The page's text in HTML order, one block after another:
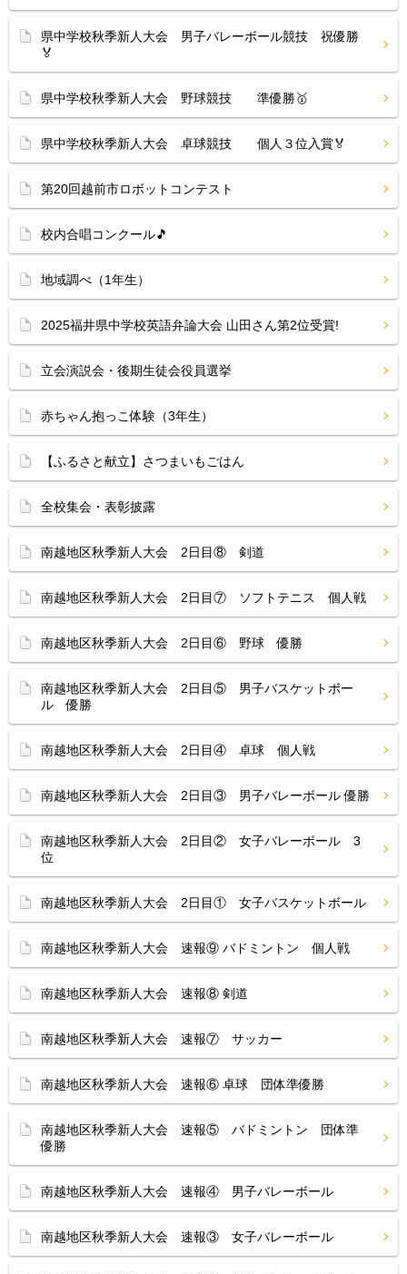
県中学校秋季新人大会 男子バレーボール競技 祝優勝
🏅
県中学校秋季新人大会 野球競技 準優勝🥇
県中学校秋季新人大会 卓球競技 個人３位入賞🏅
第20回越前市ロボットコンテスト
校内合唱コンクール🎵
地域調べ（1年生）
2025福井県中学校英語弁論大会 山田さん第2位受賞!
立会演説会・後期生徒会役員選挙
赤ちゃん抱っこ体験（3年生）
【ふるさと献立】さつまいもごはん
全校集会・表彰披露
南越地区秋季新人大会 2日目⑧ 剣道
南越地区秋季新人大会 2日目⑦ ソフトテニス 個人戦
南越地区秋季新人大会 2日目⑥ 野球 優勝
南越地区秋季新人大会 2日目⑤ 男子バスケットボー
ル 優勝
南越地区秋季新人大会 2日目④ 卓球 個人戦
南越地区秋季新人大会 2日目③ 男子バレーボール 優勝
南越地区秋季新人大会 2日目② 女子バレーボール 3
位
南越地区秋季新人大会 2日目① 女子バスケットボール
南越地区秋季新人大会 速報⑨ バドミントン 個人戦
南越地区秋季新人大会 速報⑧ 剣道
南越地区秋季新人大会 速報⑦ サッカー
南越地区秋季新人大会 速報⑥ 卓球 団体準優勝
南越地区秋季新人大会 速報⑤ バドミントン 団体準
優勝
南越地区秋季新人大会 速報④ 男子バレーボール
南越地区秋季新人大会 速報③ 女子バレーボール